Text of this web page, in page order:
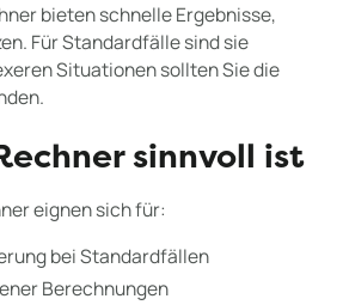
bieten schnelle Ergebnisse,
Für Standardfälle sind sie
Situationen sollten Sie die
sinnvoll ist
eignen sich für:
bei Standardfällen
Berechnungen